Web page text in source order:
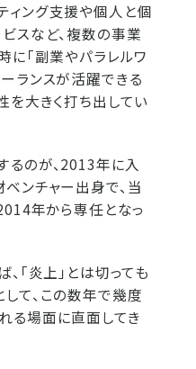
ィング支援や個人と個
スなど、複数の事業
に「副業やパラレルワ
ランスが活躍できる
を大きく打ち出してい
るのが、2013年に入
ンチャー出身で、当
年から専任となっ
「炎上」とは切っても
て、この数年で幾度
る場面に直面してき